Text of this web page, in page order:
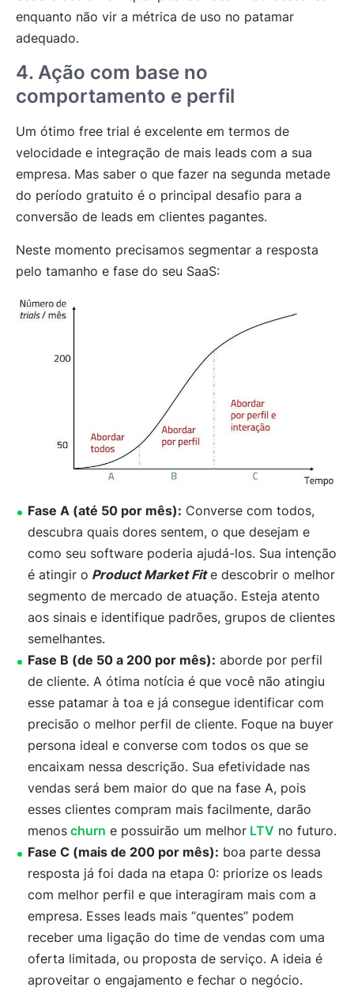
enquanto não vir a métrica de uso no patamar
adequado.
4. Ação com base no
comportamento e perfil
Um ótimo free trial é excelente em termos de
velocidade e integração de mais leads com a sua
empresa. Mas saber o que fazer na segunda metade
do período gratuito é o principal desafio para a
conversão de leads em clientes pagantes.
Neste momento precisamos segmentar a resposta
pelo tamanho e fase do seu SaaS:
Fase A (até 50 por mês): Converse com todos,
descubra quais dores sentem, o que desejam e
como seu software poderia ajudá-los. Sua intenção
é atingir o Product Market Fite descobrir o melhor
segmento de mercado de atuação. Esteja atento
aos sinais e identifique padrões, grupos de clientes
semelhantes.
Fase B (de 50 a 200 por mês): aborde por perfil
de cliente. A ótima notícia é que você não atingiu
esse patamar à toa e já consegue identificar com
precisão o melhor perfil de cliente. Foque na buyer
persona ideal e converse com todos os que se
encaixam nessa descrição. Sua efetividade nas
vendas será bem maior do que na fase A, pois
esses clientes compram mais facilmente, darão
menos churn e possuirão um melhor LTV no futuro.
Fase C (mais de 200 por mês): boa parte dessa
resposta já foi dada na etapa 0: priorize os leads
com melhor perfil e que interagiram mais com a
empresa. Esses leads mais “quentes” podem
receber uma ligação do time de vendas com uma
oferta limitada, ou proposta de serviço. A ideia é
aproveitar o engajamento e fechar o negócio.